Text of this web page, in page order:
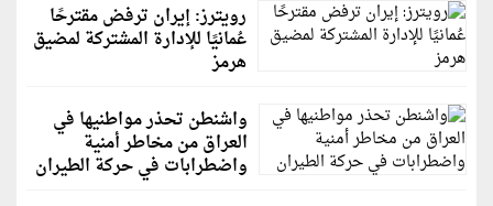
رويترز: إيران ترفض مقترحًا
عُمانيًا للإدارة المشتركة لمضيق
هرمز
واشنطن تحذر مواطنيها في
العراق من مخاطر أمنية
واضطرابات في حركة الطيران